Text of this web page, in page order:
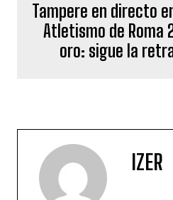
Tampere en directo
Atletismo de Roma
oro: sigue la
IZER